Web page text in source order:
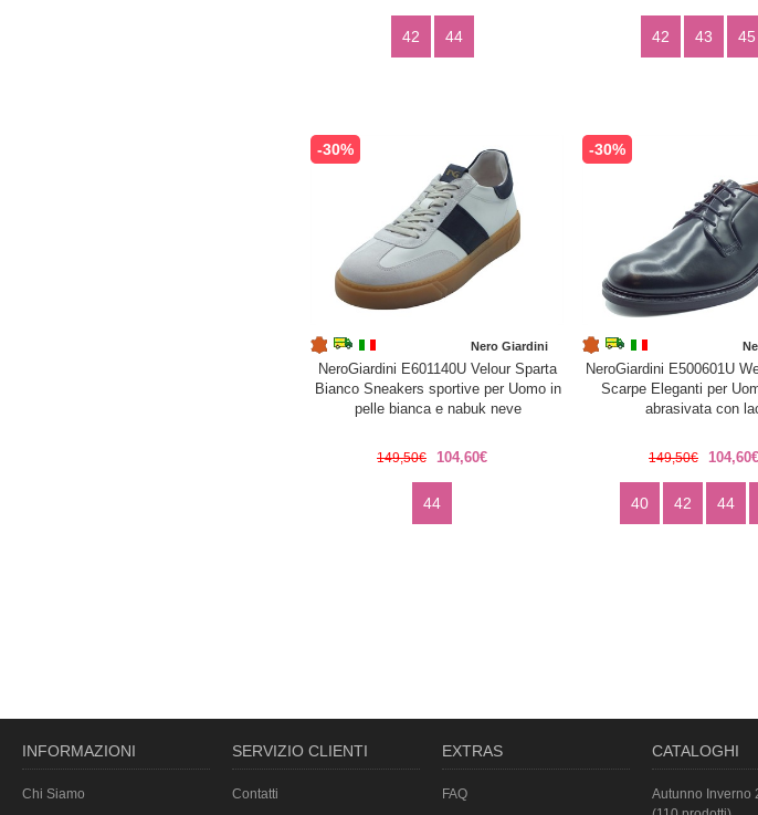
42 44 42 43 45
-30%
Nero Giardini
NeroGiardini E601140U Velour Sparta
Bianco Sneakers sportive per Uomo in
pelle bianca e nabuk neve
149,50€ 104,60€
44
-30%
NeroGiardini E500601U
Scarpe Eleganti per
abrasivata con
149,50€ 104,60€
40 42 44
INFORMAZIONI
Chi Siamo
SERVIZIO CLIENTI
Contatti
EXTRAS
FAQ
CATALOGHI
Autunno Inverno